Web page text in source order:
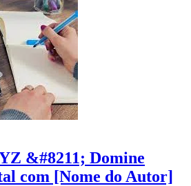
&#8211; Domine
com [Nome do Autor]